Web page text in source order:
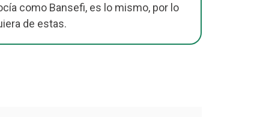
como Bansefi, es lo mismo, por lo
de estas.